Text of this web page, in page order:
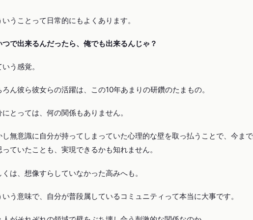
いうことって日常的にもよくあります。
つで出来るんだったら、俺でも出来るんじゃ？
いう感覚。
ろん彼ら彼女らの活躍は、この10年あまりの研鑽のたまもの。
にとっては、何の関係もありません。
し無意識に自分が持ってしまっていた心理的な壁を取っ払うことで、今ま
っていたことも、実現できるかも知れません。
くは、想像すらしていなかった高みへも。
いう意味で、自分が普段属しているコミュニティって本当に大事です。